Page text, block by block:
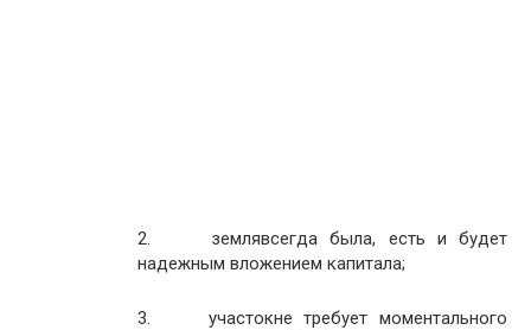
2. землявсегда была, есть и будет
надежным вложением капитала;
3. участокне требует моментального